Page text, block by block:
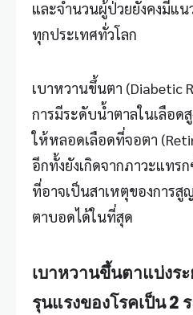
และจำนวนผู้ป่วยยังคงมีแน
ทุกประเทศทั่วโลก
เบาหวานขึ้นตา (Diabetic
การมีระดับน้ำตาลในเลือด
ให้หลอดเลือดที่จอตา
อีกทั้งยังเกิดจากภาวะแทร
ที่อาจเป็นสาเหตุของการสู
ตาบอดได้ในที่สุด
เบาหวานขึ้นตาแบ่งร
รุนแรงของโรคเป็น 2